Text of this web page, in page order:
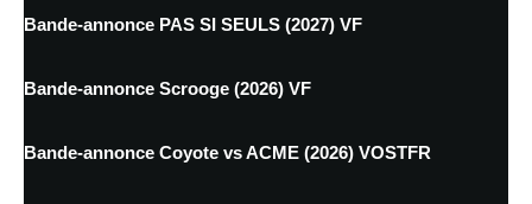
Bande-annonce PAS SI SEULS (2027) VF
Bande-annonce Scrooge (2026) VF
Bande-annonce Coyote vs ACME (2026) VOSTFR